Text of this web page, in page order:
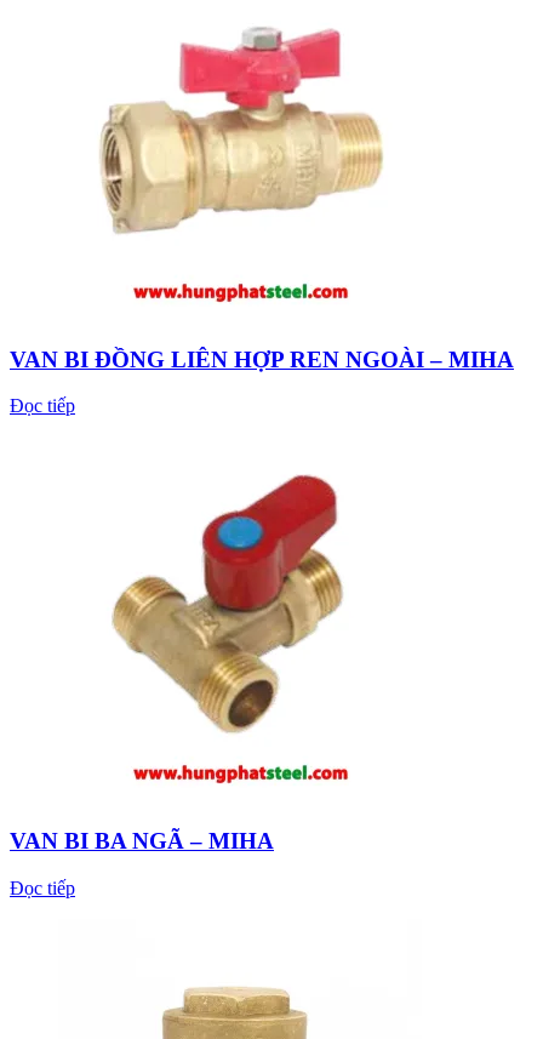
VAN BI ĐỒNG LIÊN HỢP REN NGOÀI – MIHA
Đọc tiếp
VAN BI BA NGÃ – MIHA
Đọc tiếp